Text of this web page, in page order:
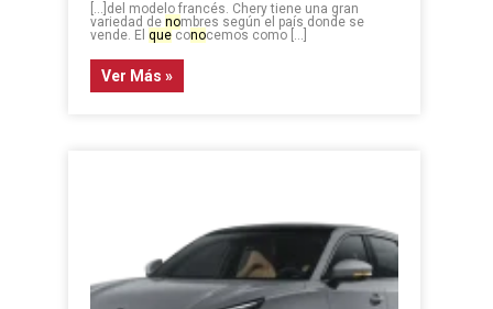
[…]del modelo francés. Chery tiene una gran
variedad denombres según el país donde se
vende. Elque conocemos como […]
Ver Más »